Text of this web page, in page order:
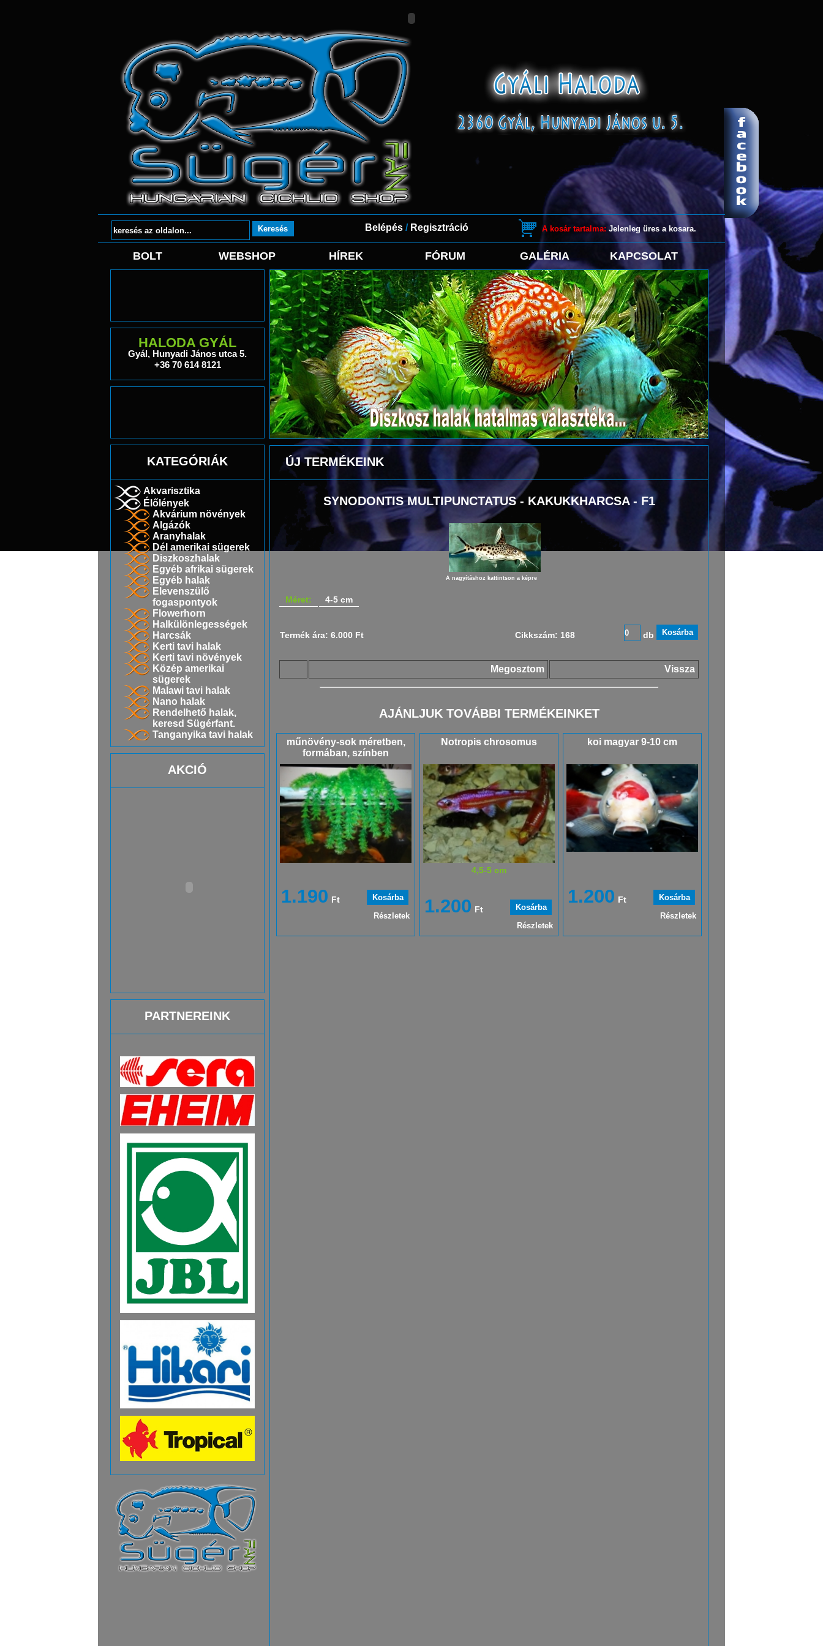
Belépés/ Regisztráció A kosár tartalma: Jelenleg üres a kosara.
BOLT WEBSHOP HÍREK FÓRUM GALÉRIA KAPCSOLAT
HALODA GYÁL
Gyál, Hunyadi János utca 5.
+36 70 614 8121
KATEGÓRIÁK
Akvarisztika
Élőlények
Akvárium növények
Algázók
Aranyhalak
Dél amerikai sügerek
Diszkoszhalak
Egyéb afrikai sügerek
Egyéb halak
Elevenszülő
fogaspontyok
Flowerhorn
Halkülönlegességek
Harcsák
Kerti tavi halak
Kerti tavi növények
Közép amerikai
sügerek
Malawi tavi halak
Nano halak
Rendelhető halak,
keresd Sügérfant.
Tanganyika tavi halak
AKCIÓ
PARTNEREINK
ÚJ TERMÉKEINK
SYNODONTIS MULTIPUNCTATUS - KAKUKKHARCSA - F1
A nagyításhoz kattintson a képre
Méret: 4-5 cm
Termék ára: 6.000 Ft Cikkszám: 168 db
Megosztom Vissza
AJÁNLJUK TOVÁBBI TERMÉKEINKET
műnövény-sok méretben,
formában, színben
1.190 Ft
Részletek
Notropis chrosomus
4,5-5 cm
1.200 Ft
Részletek
koi magyar 9-10 cm
1.200 Ft
Részletek